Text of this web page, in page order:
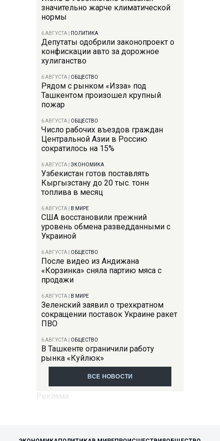
значительно жарче климатической
нормы
6 АВГУСТА ПОЛИТИКА
Депутаты одобрили законопроект о
конфискации авто за дорожное
хулиганство
6 АВГУСТА ОБЩЕСТВО
Рядом с рынком «Изза» под
Ташкентом произошел крупный
пожар
6 АВГУСТА ОБЩЕСТВО
Число рабочих въездов граждан
Центральной Азии в Россию
сократилось на 15%
6 АВГУСТА ЭКОНОМИКА
Узбекистан готов поставлять
Кыргызстану до 20 тыс. тонн
топлива в месяц
6 АВГУСТА В МИРЕ
США восстановили прежний
уровень обмена разведданными с
Украиной
6 АВГУСТА ОБЩЕСТВО
После видео из Андижана
«Корзинка» сняла партию мяса с
продажи
6 АВГУСТА В МИРЕ
Зеленский заявил о трехкратном
сокращении поставок Украине ракет
ПВО
6 АВГУСТА ОБЩЕСТВО
В Ташкенте ограничили работу
рынка «Куйлюк»
ВСЕ НОВОСТИ